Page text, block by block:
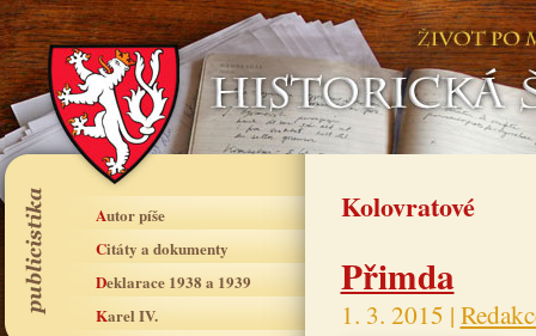
Autor píše
Citáty a dokumenty
Deklarace 1938 a 1939
Karel IV.
Kolovratové
Přimda
1. 3. 2015 |